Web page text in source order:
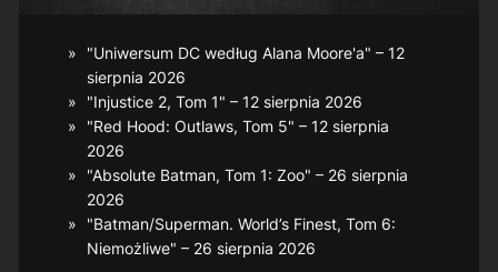
"Uniwersum DC według Alana Moore'a" – 12
sierpnia 2026
"Injustice 2, Tom 1" – 12 sierpnia 2026
"Red Hood: Outlaws, Tom 5" – 12 sierpnia
2026
"Absolute Batman, Tom 1: Zoo" – 26 sierpnia
2026
"Batman/Superman. World’s Finest, Tom 6:
Niemożliwe" – 26 sierpnia 2026